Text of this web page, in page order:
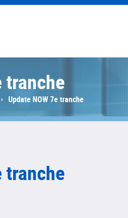
tranche
Update NOW 7e tranche
tranche